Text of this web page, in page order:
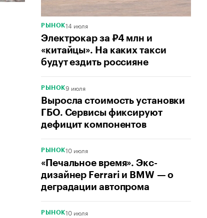
РЫНОК14 июля
Электрокар за ₽4 млн и
«китайцы». На каких такси
будут ездить россияне
РЫНОК9 июля
Выросла стоимость установки
ГБО. Сервисы фиксируют
дефицит компонентов
РЫНОК10 июля
«Печальное время». Экс-
дизайнер Ferrari и BMW — о
деградации автопрома
РЫНОК10 июля